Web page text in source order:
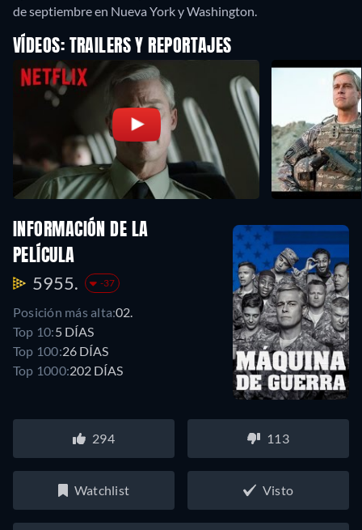
de septiembre en Nueva York y Washington.
VÍDEOS: TRAILERS Y REPORTAJES
INFORMACIÓN DE LA
PELÍCULA
5955. -37
Posición más alta:02.
Top 10:5 DÍAS
Top 100:26 DÍAS
Top 1000:202 DÍAS
294 113
Watchlist Visto